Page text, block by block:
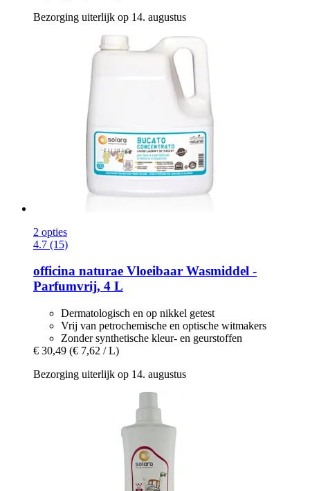
Bezorging uiterlijk op 14. augustus
2 opties
4.7 (15)
officina naturae Vloeibaar Wasmiddel -​
Parfumvrij, 4 L
Dermatologisch en op nikkel getest
Vrij van petrochemische en optische witmakers
Zonder synthetische kleur- en geurstoffen
€ 30,49 (€ 7,62 / L)
Bezorging uiterlijk op 14. augustus